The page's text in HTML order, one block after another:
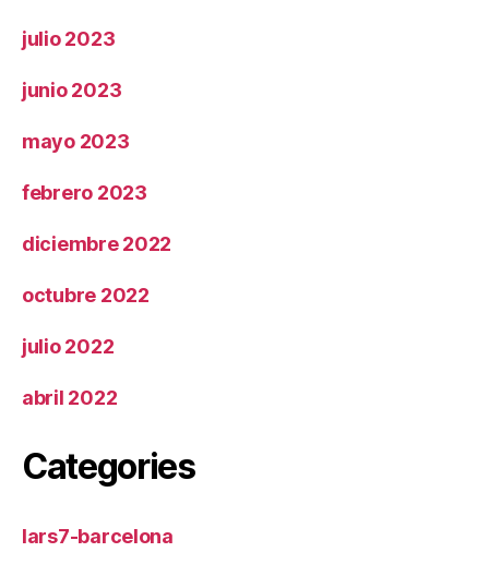
julio 2023
junio 2023
mayo 2023
febrero 2023
diciembre 2022
octubre 2022
julio 2022
abril 2022
Categories
lars7-barcelona